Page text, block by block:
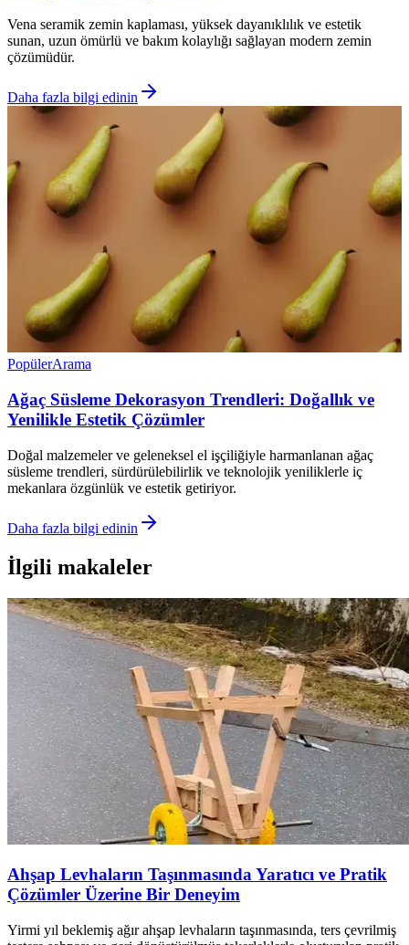
Vena seramik zemin kaplaması, yüksek dayanıklılık ve estetik
sunan, uzun ömürlü ve bakım kolaylığı sağlayan modern zemin
çözümüdür.
Daha fazla bilgi edinin
PopülerArama
Ağaç Süsleme Dekorasyon Trendleri: Doğallık ve
Yenilikle Estetik Çözümler
Doğal malzemeler ve geleneksel el işçiliğiyle harmanlanan ağaç
süsleme trendleri, sürdürülebilirlik ve teknolojik yeniliklerle iç
mekanlara özgünlük ve estetik getiriyor.
Daha fazla bilgi edinin
İlgili makaleler
Ahşap Levhaların Taşınmasında Yaratıcı ve Pratik
Çözümler Üzerine Bir Deneyim
Yirmi yıl beklemiş ağır ahşap levhaların taşınmasında, ters çevrilmiş